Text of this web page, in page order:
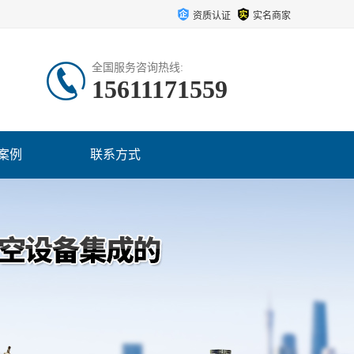
资质认证 实名商家
全国服务咨询热线:
15611171559
例 联系方式